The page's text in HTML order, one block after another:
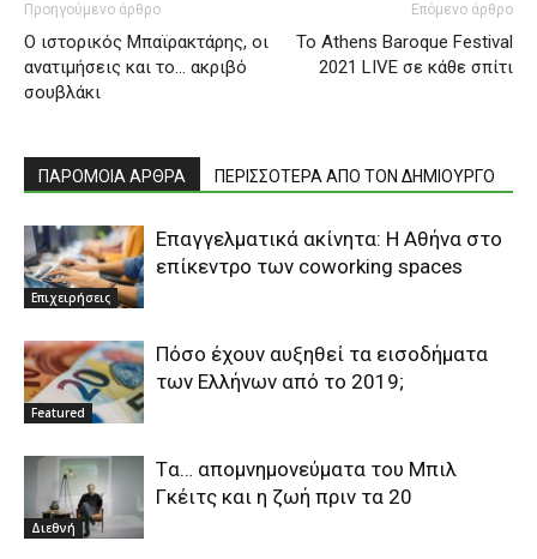
Προηγούμενο άρθρο
O ιστορικός Μπαϊρακτάρης, οι
ανατιμήσεις και το… ακριβό
σουβλάκι
Επόμενο άρθρο
Το Athens Baroque Festival
2021 LIVE σε κάθε σπίτι
ΠΑΡΟΜΟΙΑ ΑΡΘΡΑ ΠΕΡΙΣΣΟΤΕΡΑ ΑΠΟ ΤΟΝ ΔΗΜΙΟΥΡΓΟ
Επιχειρήσεις
Επαγγελματικά ακίνητα: H Αθήνα στο
επίκεντρο των coworking spaces
Featured
Πόσο έχουν αυξηθεί τα εισοδήματα
των Ελλήνων από το 2019;
Διεθνή
Tα… απομνημονεύματα του Μπιλ
Γκέιτς και η ζωή πριν τα 20